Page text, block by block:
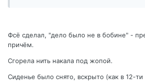
Фсё сделал, "дело было не в бобине" -
причём.
Сгорела нить накала под жопой.
Сиденье было снято, вскрыто (как в 12-ти